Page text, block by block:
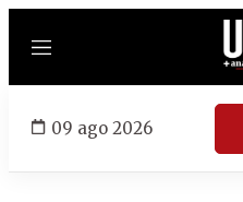
Menú
09 ago 2026